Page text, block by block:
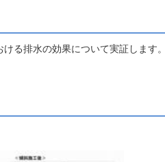
る排水の効果について実証します。